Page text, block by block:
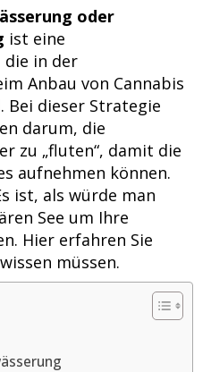
oder
ist eine
die in der
Anbau von Cannabis
Bei dieser Strategie
darum, die
zu „fluten“, damit die
aufnehmen können.
ist, als würde man
See um Ihre
Hier erfahren Sie
müssen.